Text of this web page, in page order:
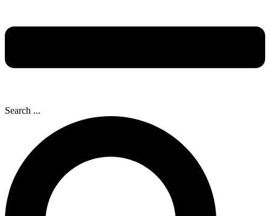
Search ...